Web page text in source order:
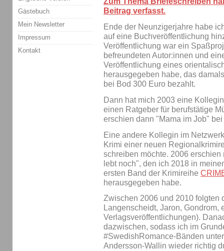
Beitrag verfasst.
Ende der Neunzigerjahre habe
auf eine Buchveröffentlichung
Veröffentlichung war ein
befreundeten Autor:innen und
Veröffentlichung eines
herausgegeben habe, das
bei Bod 300 Euro bezahlt.
Dann hat mich 2003 eine
einen Ratgeber für berufstätige
erschien dann "Mama im Job"
Eine andere Kollegin im
Krimi einer neuen
schreiben möchte. 2006
lebt noch", den ich 2018 in
ersten Band der Krimireihe
herausgegeben habe.
Zwischen 2006 und 2010 folgten
Langenscheidt, Jaron, Gondrom,
Verlagsveröffentlichungen).
dazwischen, sodass ich im
#SwedishRomance-Bänden
Andersson-Wallin wieder richtig
Gästebuch
Mein Newsletter
Impressum
Kontakt